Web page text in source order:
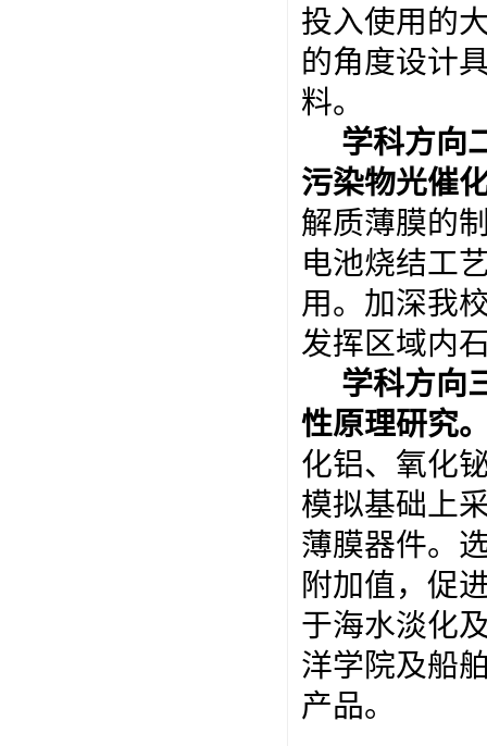
投入使用的
的角度设计
料。
学科方向
污染物光催
解质薄膜的
电池烧结工
用。加深我
发挥区域内
学科方向
性原理研究
化铝、氧化
模拟基础上
薄膜器件。
附加值，促
于海水淡化
洋学院及船
产品。